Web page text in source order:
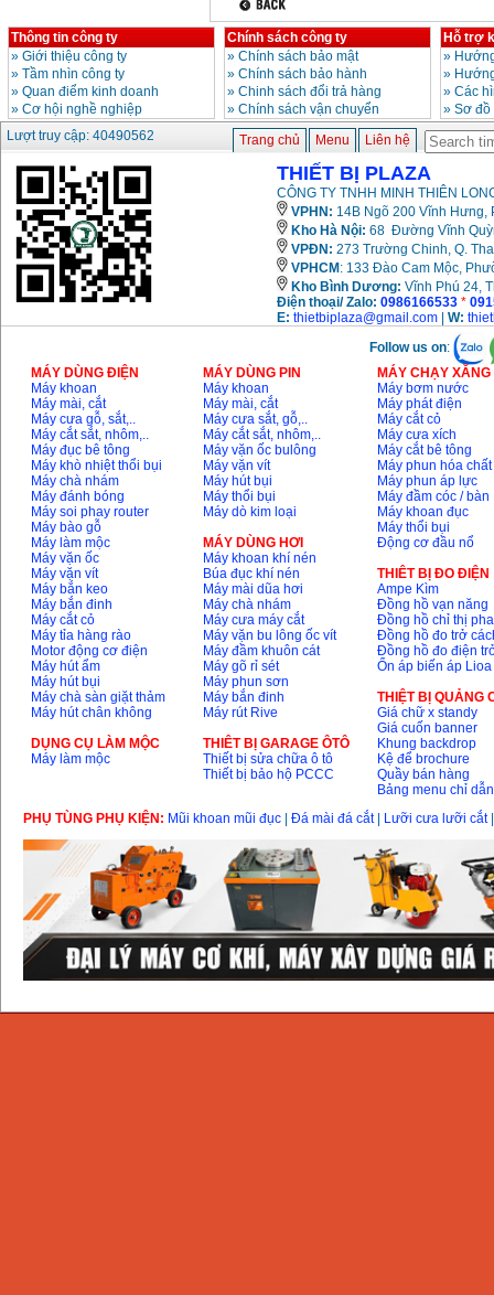
Thông tin công ty
» Giới thiệu công ty
» Tầm nhìn công ty
» Quan điểm kinh doanh
» Cơ hội nghề nghiệp
Chính sách công ty
» Chính sách bảo mật
» Chính sách bảo hành
» Chinh sách đổi trả hàng
» Chính sách vận chuyển
Hỗ trợ
»
»
» Các
» Sơ
Lượt truy cập: 40490562
Trang chủ Menu Liên hệ
THIẾT BỊ PLAZA
CÔNG TY TNHH MINH THIÊN
VPHN: 14B Ngõ 200 Vĩnh Hưng,
Kho Hà Nội: 68 Đường Vĩnh
VPĐN: 273 Trường Chinh, Q.
VPHCM : 133 Đào Cam Mộc,
Kho Bình Dương: Vĩnh Phú 24,
Điện thoại/ Zalo: 0986166533 *
E: thietbiplaza@gmail.com W:
Follow us on:
MÁY DÙNG ĐIỆN
Máy khoan
Máy mài, cắt
Máy cưa gỗ, sắt,..
Máy cắt sắt, nhôm,..
Máy đục bê tông
Máy khò nhiệt thổi bụi
Máy chà nhám
Máy đánh bóng
Máy soi phay router
Máy bào gỗ
Máy làm mộc
Máy vặn ốc
Máy vặn vít
Máy bắn keo
Máy bắn đinh
Máy cắt cỏ
Máy tỉa hàng rào
Motor động cơ điện
Máy hút ẩm
Máy hút bụi
Máy chà sàn giặt thảm
Máy hút chân không
DỤNG CỤ LÀM MỘC
Máy làm mộc
MÁY DÙNG PIN
Máy khoan
Máy mài, cắt
Máy cưa sắt, gỗ,..
Máy cắt sắt, nhôm,..
Máy vặn ốc bulông
Máy vặn vít
Máy hút bụi
Máy thổi bụi
Máy dò kim loại
MÁY DÙNG HƠI
Máy khoan khí nén
Búa đục khí nén
Máy mài dũa hơi
Máy chà nhám
Máy cưa máy cắt
Máy vặn bu lông ốc vít
Máy đầm khuôn cát
Máy gõ rỉ sét
Máy phun sơn
Máy bắn đinh
Máy rút Rive
THIÊT BỊ GARAGE ÔTÔ
Thiết bị sửa chữa ô tô
Thiết bị bảo hộ PCCC
MÁY CHẠY
Máy bơm nước
Máy phát điện
Máy cắt cỏ
Máy cưa xích
Máy cắt bê tông
Máy phun hóa chất
Máy phun áp lực
Máy đầm cóc / bàn
Máy khoan đục
Máy thổi bụi
Động cơ đầu nổ
THIÊT BỊ ĐO ĐIỆN
Ampe Kìm
Đồng hồ vạn năng
Đồng hồ chỉ thị pha
Đồng hồ đo trở
Đồng hồ đo điện
Ổn áp biến áp Lioa
THIỆT BỊ QUẢNG
Giá chữ x standy
Giá cuốn banner
Khung backdrop
Kệ để brochure
Quầy bán hàng
Bảng menu chỉ dẫn
PHỤ TÙNG PHỤ KIỆN: Mũi khoan mũi đục Đá mài đá cắt| Lưỡi cưa lưỡi cắt